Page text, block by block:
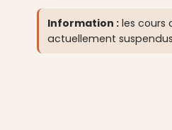
Information : les cours
actuellement